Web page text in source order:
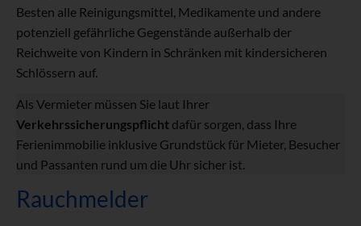
Besten alle Reinigungsmittel, Medikamente und andere
potenziell gefährliche Gegenstände außerhalb der
Reichweite von Kindern in Schränken mit kindersicheren
Schlössern auf.
Als Vermieter müssen Sie laut Ihrer
Verkehrssicherungspflicht dafür sorgen, dass Ihre
Ferienimmobilie inklusive Grundstück für Mieter, Besucher
und Passanten rund um die Uhr sicher ist.
Rauchmelder